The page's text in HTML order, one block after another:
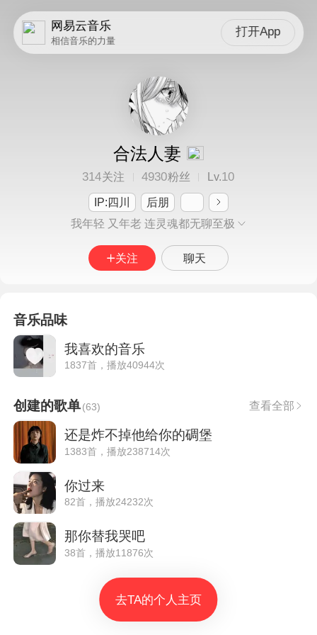
网易云音乐
相信音乐的力量
打开App
合法人妻
314关注 4930粉丝 Lv.10
IP:四川
后朋
我年轻 又年老 连灵魂都无聊至极
关注 聊天
音乐品味
我喜欢的音乐
1837首，播放40944次
创建的歌单(63) 查看全部
还是炸不掉他给你的碉堡
1383首，播放238714次
你过来
82首，播放24232次
那你替我哭吧
38首，播放11876次
去TA的个人主页